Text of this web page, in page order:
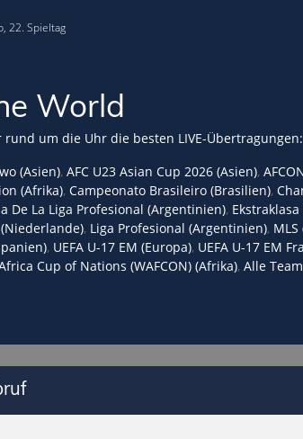
22. Spieltag
World
um die Uhr die besten LIVE-Übertragungen:
(Asien), AFC U23 Asian Cup 2026 (Asien),
(Afrika), Campeonato Brasileiro (Brasilien),
De La Liga Profesional (Argentinien), Ekstraklasa
(Niederlande), Liga Profesional (Argentinien), MLS
, UEFA U-17 EM (Europa), UEFA U-17 EM
Cup of Nations (WAFCON) (Afrika), Alle